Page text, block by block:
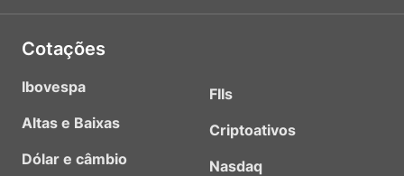
Cotações
Ibovespa
Altas e Baixas
Dólar e câmbio
FIIs
Criptoativos
Nasdaq